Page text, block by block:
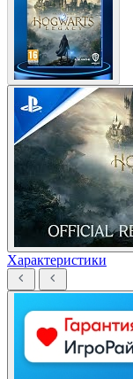
Характеристики